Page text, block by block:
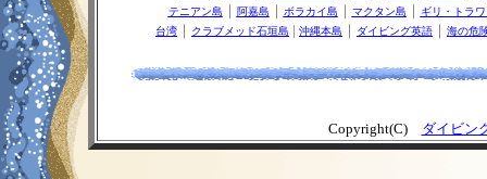
テニアン島
｜ 阿嘉島 ｜ ボラカイ島 ｜ マクタン島 ｜
ギリ・トラ
台湾 ｜ クラブメッド石垣島 | 沖縄本島 ｜ ダイビング英語 ｜ 海の危
Copyright(C) ダイビン